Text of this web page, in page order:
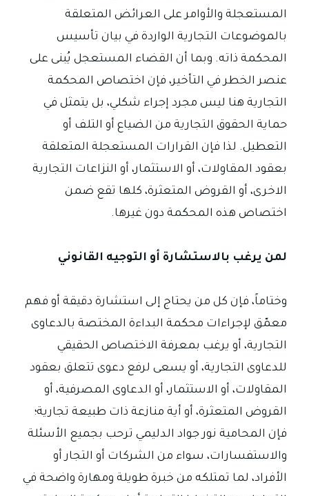
المستعجلة والأوامر على العرائض المتعلقة
بالموضوعات التجارية الواردة في بيان تأسيس
المحكمة ذاته. وبما أن القضاء المستعجل يُبنى على
عنصر الخطر في التأخير، فإن اختصاص المحكمة
التجارية هنا ليس مجرد إجراء شكلي، بل يتمثل في
حماية الحقوق التجارية من الضياع أو التلف أو
التعطيل. لذا فإن القرارات المستعجلة المتعلقة
بعقود المقاولات، أو الاستثمار، أو النزاعات التجارية
الاخرى، أو القروض المتعثرة، كلها تقع ضمن
اختصاص هذه المحكمة دون غيرها.
لمن يرغب بالاستشارة أو التوجيه القانوني
وختاماً، فإن كل من يحتاج إلى استشارة دقيقة أو فهم
معمّق لإجراءات محكمة البداءة المختصة بالدعاوى
التجارية، أو يرغب بمعرفة الاختصاص الحقيقي
للدعاوى التجارية، أو يسعى لرفع دعوى تتعلق بعقود
المقاولات، أو الاستثمار، أو الدعاوى المصرفية، أو
القروض المتعثرة، أو أية منازعة ذات طبيعة تجارية؛
فإن المحامية نور جواد الدليمي ترحب بجميع الأسئلة
والاستفسارات، سواء من الشركات أو التجار أو
الأفراد، لما تمتلكه من خبرة طويلة ومهارة واضحة في